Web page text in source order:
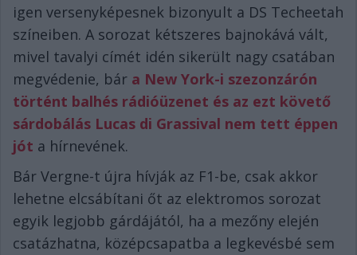
igen versenyképesnek bizonyult a DS Techeetah
színeiben. A sorozat kétszeres bajnokává vált,
mivel tavalyi címét idén sikerült nagy csatában
megvédenie, bár a New York-i szezonzárón
történt balhés rádióüzenet és az ezt követő
sárdobálás Lucas di Grassival nem tett éppen
jót a hírnevének.
Bár Vergne-t újra hívják az F1-be, csak akkor
lehetne elcsábítani őt az elektromos sorozat
egyik legjobb gárdájától, ha a mezőny elején
csatázhatna, középcsapatba a legkevésbé sem